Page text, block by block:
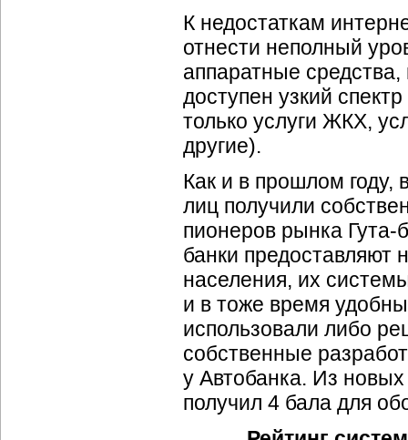
К недостаткам
отнести неполный
аппаратные
доступен узкий
только услуги ЖКХ,
другие).
Как и в прошлом году,
лиц получили
пионеров рынка Гута-
банки предоставляют
населения, их
и в тоже время
использовали либо
собственные
у Автобанка. Из
получил 4 бала для